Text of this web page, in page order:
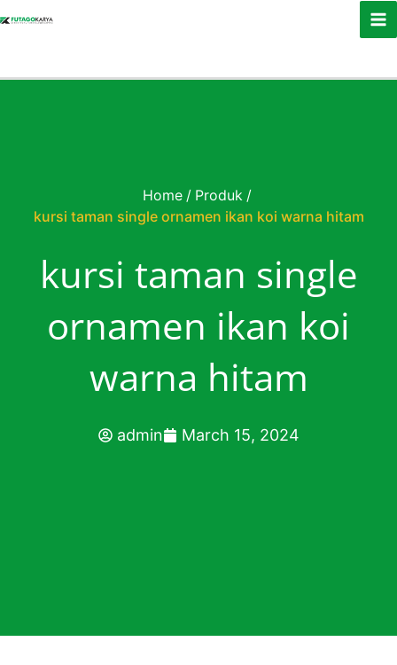
Home / Produk /
kursi taman single ornamen ikan koi warna hitam
kursi taman single
ornamen ikan koi
warna hitam
admin March 15, 2024